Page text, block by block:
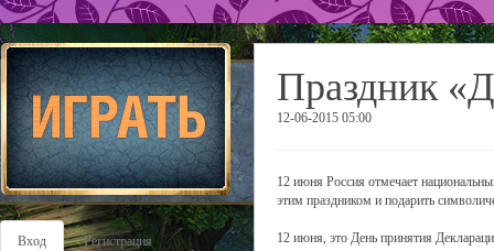
Вход Регистрация
Праздник
12-06-2015 05:00
12 июня Россия отмечает
этим праздником и подарить
12 июня, это День принятия